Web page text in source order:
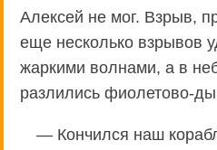
Алексей не мог. Взрыв,
еще несколько взрывов
жаркими волнами, а в
разлились фиолетово-
— Кончился наш